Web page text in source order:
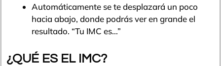
Automáticamente se te desplazará un poco
hacia abajo, donde podrás ver en grande el
resultado. “Tu IMC es…”
¿QUÉ ES EL IMC?